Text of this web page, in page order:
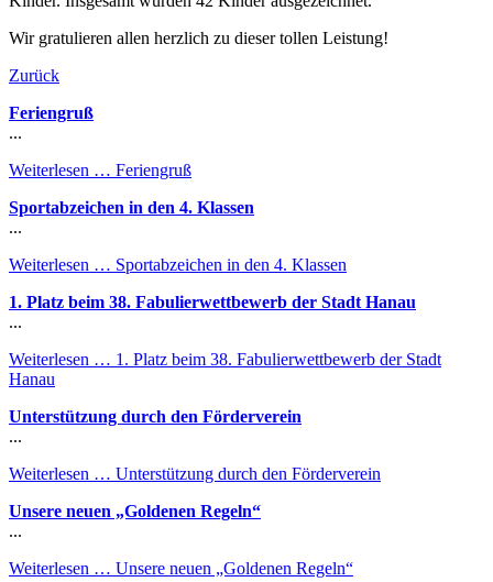
Wir gratulieren allen herzlich zu dieser tollen Leistung!
Zurück
Feriengruß
...
Weiterlesen … Feriengruß
Sportabzeichen in den 4. Klassen
...
Weiterlesen … Sportabzeichen in den 4. Klassen
1. Platz beim 38. Fabulierwettbewerb der Stadt Hanau
...
Weiterlesen … 1. Platz beim 38. Fabulierwettbewerb der Stadt
Hanau
Unterstützung durch den Förderverein
...
Weiterlesen … Unterstützung durch den Förderverein
Unsere neuen „Goldenen Regeln“
...
Weiterlesen … Unsere neuen „Goldenen Regeln“